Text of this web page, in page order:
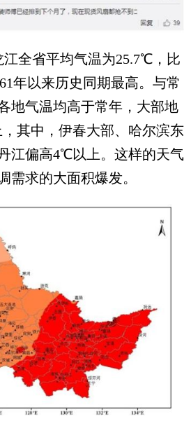
全省平均气温为25.7℃，比
年以来历史同期最高。与常
地气温均高于常年，大部地
其中，伊春大部、哈尔滨东
江偏高4℃以上。这样的天气
需求的大面积爆发。